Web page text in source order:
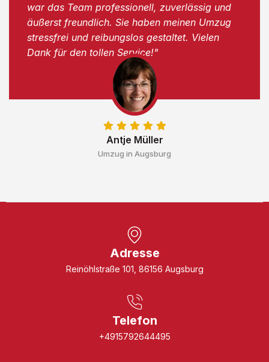
Antje Müller
Umzug in Augsburg
war das Team professionell, zuverlässig und
äußerst freundlich. Sie haben meinen Umzug
stressfrei und reibungslos gestaltet. Vielen
Dank für den tollen Service!"
Adresse
Reinöhlstraße 101, 86156 Augsburg
Telefon
+4915792644495